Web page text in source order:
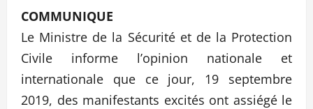
COMMUNIQUE
Le Ministre de la Sécurité et de la Protection
Civile informe l’opinion nationale et
internationale que ce jour, 19 septembre
2019, des manifestants excités ont assiégé le